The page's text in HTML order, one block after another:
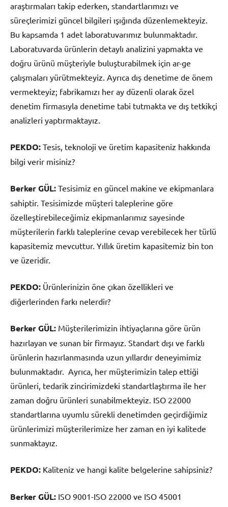
araştırmaları takip ederken, standartlarımızı ve
süreçlerimizi güncel bilgileri ışığında düzenlemekteyiz.
Bu kapsamda 1 adet laboratuvarımız bulunmaktadır.
Laboratuvarda ürünlerin detaylı analizini yapmakta ve
doğru ürünü müşteriyle buluşturabilmek için ar-ge
çalışmaları yürütmekteyiz. Ayrıca dış denetime de önem
vermekteyiz; fabrikamızı her ay düzenli olarak özel
denetim firmasıyla denetime tabi tutmakta ve dış tetkikçi
analizleri yaptırmaktayız.
PEKDO: Tesis, teknoloji ve üretim kapasiteniz hakkında
bilgi verir misiniz?
Berker GÜL: Tesisimiz en güncel makine ve ekipmanlara
sahiptir. Tesisimizde müşteri taleplerine göre
özelleştirebileceğimiz ekipmanlarımız sayesinde
müşterilerin farklı taleplerine cevap verebilecek her türlü
kapasitemiz mevcuttur. Yıllık üretim kapasitemiz bin ton
ve üzeridir.
PEKDO: Ürünlerinizin öne çıkan özellikleri ve
diğerlerinden farkı nelerdir?
Berker GÜL: Müşterilerimizin ihtiyaçlarına göre ürün
hazırlayan ve sunan bir firmayız. Standart dışı ve farklı
ürünlerin hazırlanmasında uzun yıllardır deneyimimiz
bulunmaktadır. Ayrıca, her müşterimizin talep ettiği
ürünleri, tedarik zincirimizdeki standartlaştırma ile her
zaman doğru ürünleri sunabilmekteyiz. ISO 22000
standartlarına uyumlu sürekli denetimden geçirdiğimiz
ürünlerimizi müşterilerimize her zaman en iyi kalitede
sunmaktayız.
PEKDO: Kaliteniz ve hangi kalite belgelerine sahipsiniz?
Berker GÜL: ISO 9001-ISO 22000 ve ISO 45001